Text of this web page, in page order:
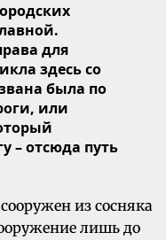
для
здесь со
была по
или
– отсюда путь
из сосняка
лишь до